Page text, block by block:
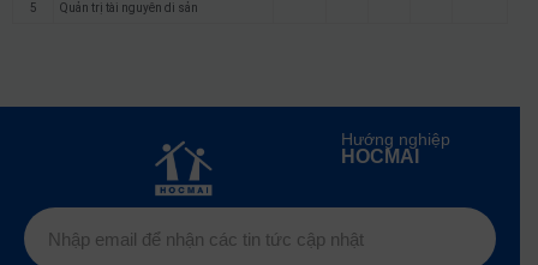
5 Quản trị tài nguyên di sản
Hướng nghiệp
HOCMAI